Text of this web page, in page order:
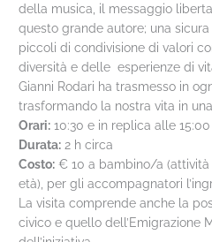
della musica, il messaggio
questo grande autore; una
piccoli di condivisione di valori
diversità e delle esperienze di
Gianni Rodari ha trasmesso in
trasformando la nostra vita in
Orari: 10:30 e in replica alle 15:00
Durata: 2 h circa
Costo: € 10 a bambino/a (attività
età), per gli accompagnatori
La visita comprende anche la
civico e quello dell’Emigrazione